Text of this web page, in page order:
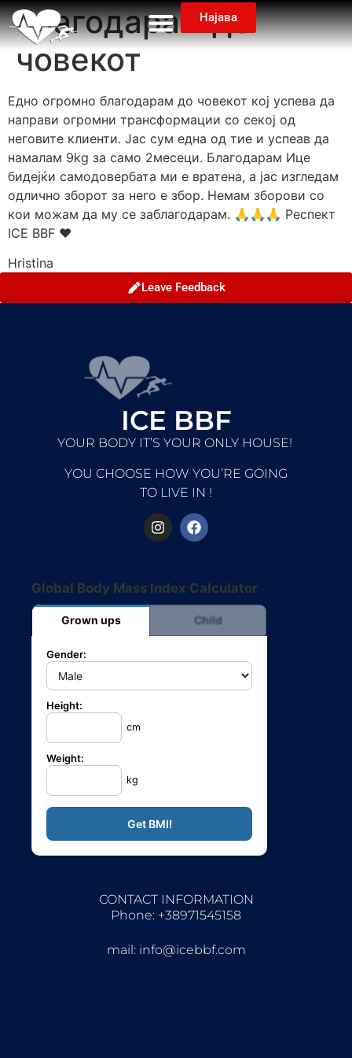
Најава
благодарам до
човекот
Едно огромно благодарам до човекот кој успева да
направи огромни трансформации со секој од
неговите клиенти. Јас сум една од тие и успеав да
намалам 9kg за само 2месеци. Благодарам Ице
бидејќи самодовербата ми е вратена, а јас изгледам
одлично зборот за него е збор. Немам зборови со
кои можам да му се заблагодарам. 🙏🙏🙏 Респект
ICE BBF ❤️
Hristina
Leave Feedback
ICE BBF
YOUR BODY IT’S YOUR ONLY HOUSE!
YOU CHOOSE HOW YOU’RE GOING
TO LIVE IN !
Global Body Mass Index Calculator
Grown ups Child
Gender:
Height:
cm
Weight:
kg
CONTACT INFORMATION
Phone: +38971545158
mail: info@icebbf.com